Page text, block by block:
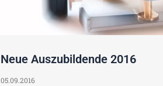
Neue Auszubildende 2016
05.09.2016